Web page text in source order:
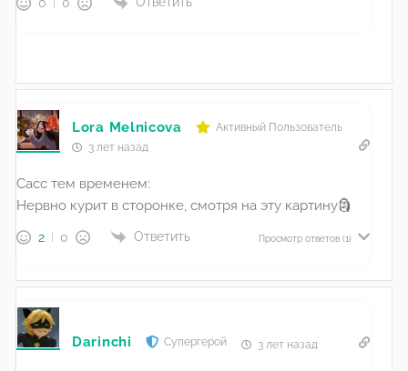
0 0
Lora Melnicova
Активный Пользователь
3 лет назад
Сасс тем временем:
Нервно курит в сторонке, смотря на эту картину🗿
2 0 Ответить Просмотр ответов (1)
Darinchi Супергерой 3 лет назад